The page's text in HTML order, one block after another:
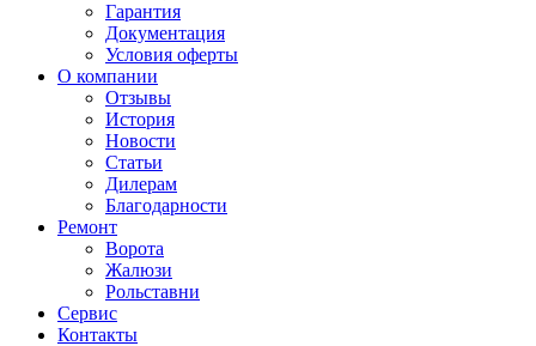
Гарантия
Документация
Условия оферты
О компании
Отзывы
История
Новости
Статьи
Дилерам
Благодарности
Ремонт
Ворота
Жалюзи
Рольставни
Сервис
Контакты